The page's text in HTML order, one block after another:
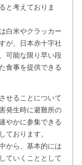
と考えておりま
白米やクラッカー
が、日本赤十字社
可能な限り早い段
食事を提供できる
せることについて
発生時に避難所の
やかに参集できる
ております。
から、基本的には
ていくこととして